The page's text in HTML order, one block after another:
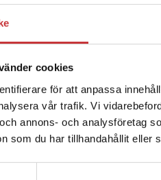
cookies
för att anpassa
vår trafik. Vi
annons- och analysföretag
som du har tillhandahållit
Begränsad
Det verkar som att
enhet utanför
Sverige. För att
leveransadressen